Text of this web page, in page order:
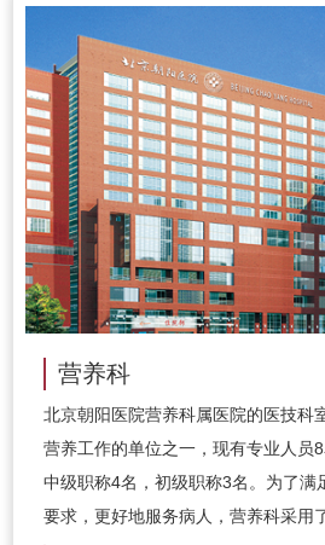
营养科
北京朝阳医院营养科属医院的医技科
营养工作的单位之一，现有专业人员
中级职称4名，初级职称3名。为了满
要求，更好地服务病人，营养科采用